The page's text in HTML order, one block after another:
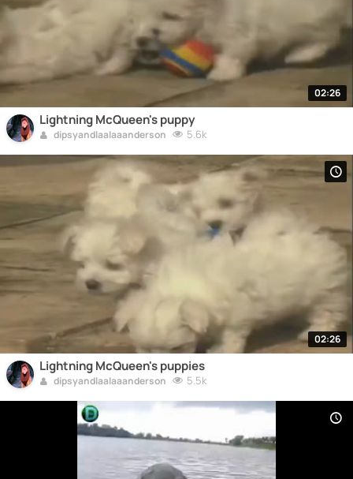
02:26
Lightning McQueen's puppy
dipsyandlaalaaanderson 5.6k
02:26
Lightning McQueen's puppies
dipsyandlaalaaanderson 5.5k